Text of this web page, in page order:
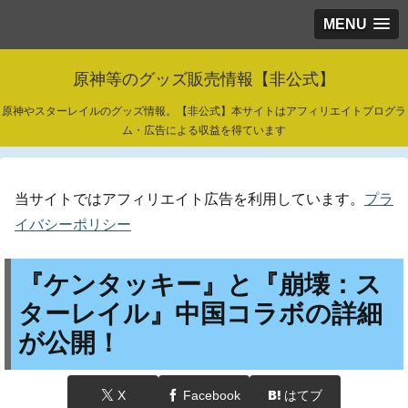
MENU
原神等のグッズ販売情報【非公式】
原神やスターレイルのグッズ情報。【非公式】本サイトはアフィリエイトプログラ
ム・広告による収益を得ています
当サイトではアフィリエイト広告を利用しています。 プラ
イバシーポリシー
『ケンタッキー』と『崩壊：ス
ターレイル』中国コラボの詳細
が公開！
X Facebook はてブ